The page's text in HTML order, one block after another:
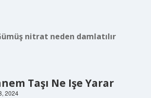
nitrat neden damlatılır
Taşı Ne Işe Yarar
2024